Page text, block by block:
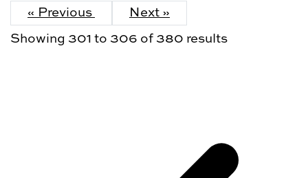
« Previous Next »
Showing 301 to 306 of 380 results